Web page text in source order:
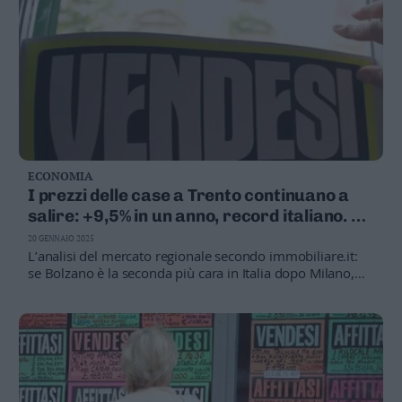
locativo
ECONOMIA
I prezzi delle case a Trento continuano a
salire: +9,5% in un anno, record italiano. Ed
anche gli affitti alle stelle
L’analisi del mercato regionale secondo immobiliare.it:
se Bolzano è la seconda più cara in Italia dopo Milano,
20 GENNAIO 2025